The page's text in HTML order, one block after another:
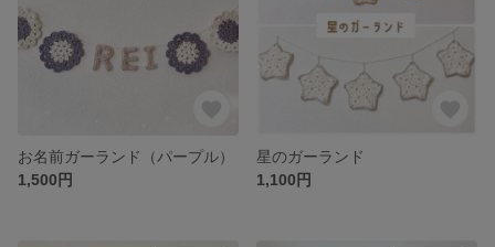
お名前ガーランド（パープル）
1,500円
星のガーランド
1,100円